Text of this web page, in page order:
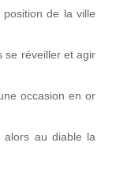
de la ville
se réveiller et agir
occasion en or
alors au diable la